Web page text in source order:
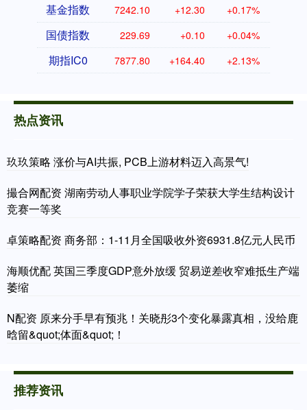
基金指数 7242.10 +12.30 +0.17%
国债指数 229.69 +0.10 +0.04%
期指IC0 7877.80 +164.40 +2.13%
热点资讯
玖玖策略 涨价与AI共振, PCB上游材料迈入高景气!
撮合网配资 湖南劳动人事职业学院学子荣获大学生结构设计
竞赛一等奖
卓策略配资 商务部：1-11月全国吸收外资6931.8亿元人民币
海顺优配 英国三季度GDP意外放缓 贸易逆差收窄难抵生产端
萎缩
N配资 原来分手早有预兆！关晓彤3个变化暴露真相，没给鹿
晗留&quot;体面&quot;！
推荐资讯